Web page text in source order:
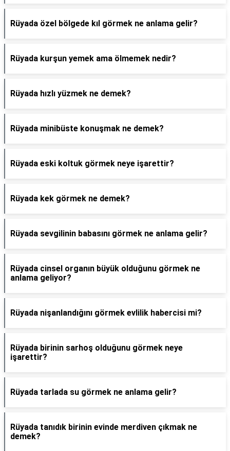
Rüyada özel bölgede kıl görmek ne anlama gelir?
Rüyada kurşun yemek ama ölmemek nedir?
Rüyada hızlı yüzmek ne demek?
Rüyada minibüste konuşmak ne demek?
Rüyada eski koltuk görmek neye işarettir?
Rüyada kek görmek ne demek?
Rüyada sevgilinin babasını görmek ne anlama gelir?
Rüyada cinsel organın büyük olduğunu görmek ne
anlama geliyor?
Rüyada nişanlandığını görmek evlilik habercisi mi?
Rüyada birinin sarhoş olduğunu görmek neye
işarettir?
Rüyada tarlada su görmek ne anlama gelir?
Rüyada tanıdık birinin evinde merdiven çıkmak ne
demek?